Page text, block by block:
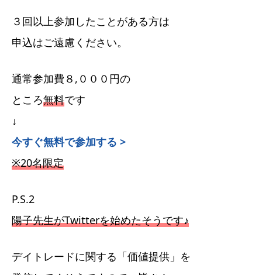
３回以上参加したことがある方は
申込はご遠慮ください。
通常参加費８,０００円の
ところ無料です
↓
今すぐ無料で参加する >
※20名限定
P.S.2
陽子先生がTwitterを始めたそうです♪
デイトレードに関する「価値提供」を